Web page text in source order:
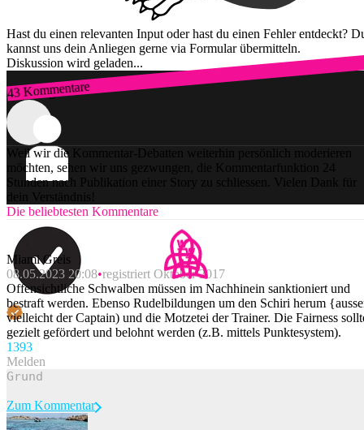
Hast du einen relevanten Input oder hast du einen Fehler entdeckt?
kannst uns dein Anliegen gerne via Formular übermitteln.
Diskussion wird geladen...
43 Kommentare
Zum Login
Weil wir die Kommentar-Debatten weiterhin persönlich moderieren
möchten, sehen wir uns gezwungen, die Kommentarfunktion 24
Stunden nach Publikation einer Story zu schliessen. Vielen Dank für
dein Verständnis!
Die beliebtesten Kommentare
Miami Greis
08.05.2023 20:08 registriert Oktober 2017
Offensichtliche Schwalben müssen im Nachhinein sanktioniert und
bestraft werden. Ebenso Rudelbildungen um den Schiri herum
vielleicht der Captain) und die Motzetei der Trainer. Die Fairness
gezielt gefördert und belohnt werden (z.B. mittels Punktesystem).
1393
Melden
Zum Kommentar